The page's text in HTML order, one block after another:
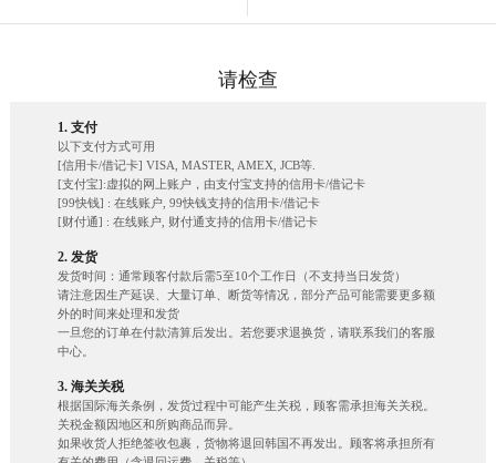
请检查
1. 支付
以下支付方式可用
[信用卡/借记卡] VISA, MASTER, AMEX, JCB等.
[支付宝]:虚拟的网上账户，由支付宝支持的信用卡/借记卡
[99快钱] : 在线账户, 99快钱支持的信用卡/借记卡
[财付通] : 在线账户, 财付通支持的信用卡/借记卡
2. 发货
发货时间：通常顾客付款后需5至10个工作日（不支持当日发货）
请注意因生产延误、大量订单、断货等情况，部分产品可能需要更多额
外的时间来处理和发货
一旦您的订单在付款清算后发出。若您要求退换货，请联系我们的客服
中心。
3. 海关关税
根据国际海关条例，发货过程中可能产生关税，顾客需承担海关关税。
关税金额因地区和所购商品而异。
如果收货人拒绝签收包裹，货物将退回韩国不再发出。顾客将承担所有